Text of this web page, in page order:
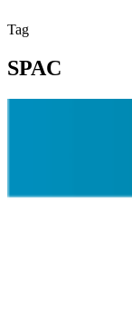
Tag
SPAC